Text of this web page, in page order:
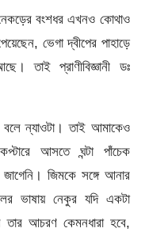
নেকড়ের বংশধর এখনও কোথাও
ভেগা দ্বীপের পাহাড়ে
তাই প্রাণীবিজ্ঞানী ডঃ
ন্যাওটা। তাই আমাকেও
আসতে ঘন্টা পাঁচেক
জিমকে সঙ্গে আনার
ভাষায় নেকুর যদি একটা
তার আচরণ কেমনধারা হবে,